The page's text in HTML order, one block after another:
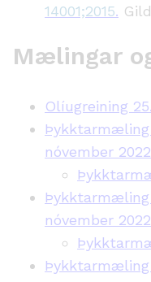
14001;2015.
Mælingar
Olíugreining
Þykktarmæling
nóvember 2022
Þykktarmæling
nóvember 2022
Þykktarmæling